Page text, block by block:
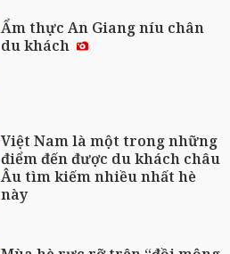
Ẩm thực An Giang níu chân
du khách
Việt Nam là một trong những
điểm đến được du khách châu
Âu tìm kiếm nhiều nhất hè
này